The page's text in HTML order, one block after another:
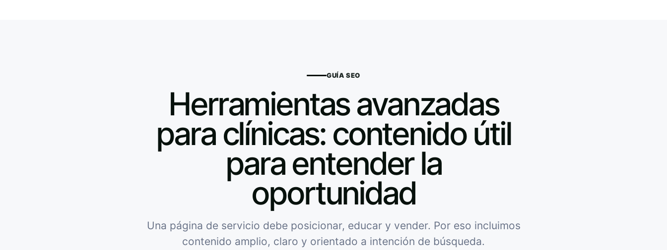
GUÍA SEO
Herramientas avanzadas
para clínicas: contenido útil
para entender la
oportunidad
Una página de servicio debe posicionar, educar y vender. Por eso incluimos
contenido amplio, claro y orientado a intención de búsqueda.